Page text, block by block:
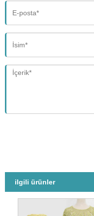
ilgili ürünler